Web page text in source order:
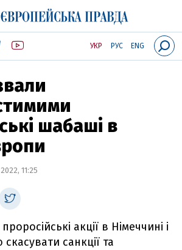
УКР РУС ENG
шабаші в
11:25
акції в Німеччині і
санкції та